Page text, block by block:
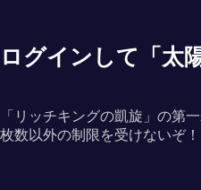
ログインして「太
「リッチキングの凱旋」の第
枚数以外の制限を受けないぞ